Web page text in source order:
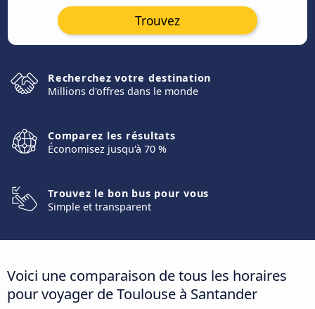
Trouvez
Recherchez votre destination
Millions d'offres dans le monde
Comparez les résultats
Économisez jusqu'à 70 %
Trouvez le bon bus pour vous
Simple et transparent
Voici une comparaison de tous les horaires
pour voyager de Toulouse à Santander